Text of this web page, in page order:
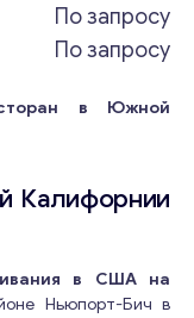
По запросу
По запросу
в Южной
Калифорнии
в США на
Ньюпорт-Бич в